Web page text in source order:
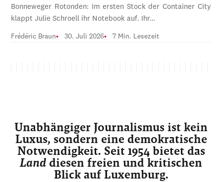
Bonneweger Rotonden: Im ersten Stock der Container City
klappt Julie Schroell ihr Notebook auf. Ihr…
Frédéric Braun 30. Juli 2026 7 Min. Lesezeit
Unabhängiger Journalismus ist kein
Luxus, sondern eine demokratische
Notwendigkeit. Seit 1954 bietet das
Land diesen freien und kritischen
Blick auf Luxemburg.